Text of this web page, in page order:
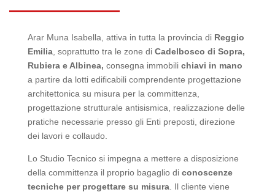
Arar Muna Isabella, attiva in tutta la provincia di Reggio
Emilia, soprattutto tra le zone di Cadelbosco di Sopra,
Rubiera e Albinea, consegna immobili chiavi in mano
a partire da lotti edificabili comprendente progettazione
architettonica su misura per la committenza,
progettazione strutturale antisismica, realizzazione delle
pratiche necessarie presso gli Enti preposti, direzione
dei lavori e collaudo.
Lo Studio Tecnico si impegna a mettere a disposizione
della committenza il proprio bagaglio di conoscenze
tecniche per progettare su misura. Il cliente viene